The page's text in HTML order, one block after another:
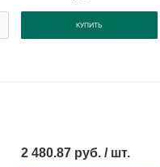
КУПИТЬ
2 480.87 руб. / шт.